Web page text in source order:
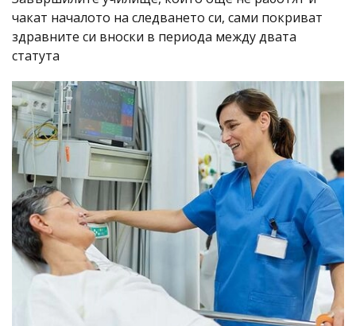
чакат началото на следването си, сами покриват
здравните си вноски в периода между двата
статута